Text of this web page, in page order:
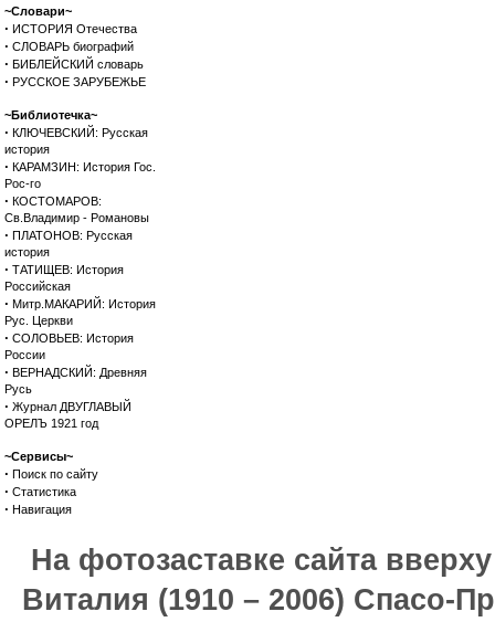
~Словари~
· ИСТОРИЯ Отечества
· СЛОВАРЬ биографий
· БИБЛЕЙСКИЙ словарь
· РУССКОЕ ЗАРУБЕЖЬЕ
~Библиотечка~
· КЛЮЧЕВСКИЙ: Русская
история
· КАРАМЗИН: История Гос.
Рос-го
· КОСТОМАРОВ:
Св.Владимир - Романовы
· ПЛАТОНОВ: Русская
история
· ТАТИЩЕВ: История
Российская
· Митр.МАКАРИЙ: История
Рус. Церкви
· СОЛОВЬЕВ: История
России
· ВЕРНАДСКИЙ: Древняя
Русь
· Журнал ДВУГЛАВЫЙ
ОРЕЛЪ 1921 год
~Сервисы~
· Поиск по сайту
· Статистика
· Навигация
На фотозаставке сайта
Виталия (1910 – 2006) Спасо-